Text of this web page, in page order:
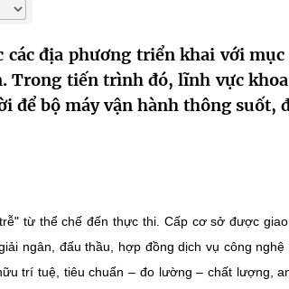
địa phương triển khai với
Trong tiến trình đó, lĩnh vực
để bộ máy vận hành thông suốt,
từ thể chế đến thực thi. Cấp cơ sở được
ngân, đấu thầu, hợp đồng dịch vụ công nghệ
trí tuệ, tiêu chuẩn – đo lường – chất lượng,